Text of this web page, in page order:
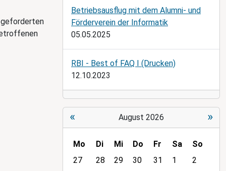
geforderten
Betriebsausflug mit dem Alumni- und
Förderverein der Informatik
05.05.2025
RBI - Best of FAQ I (Drucken)
12.10.2023
« August 2026 »
m
Mo Di Mi Do Fr Sa
So
27
28 29 30 31 1
2